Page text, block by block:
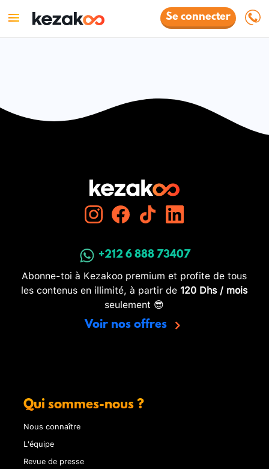
Se connecter
+212 6 888 73407
Abonne-toi à Kezakoo premium et profite de tous
les contenus en illimité, à partir de 120 Dhs / mois
seulement 😎
Voir nos offres
Qui sommes-nous ?
Nous connaître
L'équipe
Revue de presse